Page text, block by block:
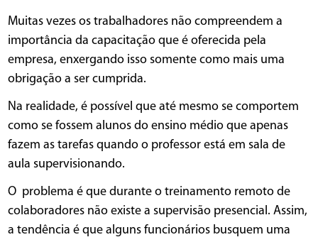
Muitas vezes os trabalhadores não compreendem a
importância da capacitação que é oferecida pela
empresa, enxergando isso somente como mais uma
obrigação a ser cumprida.
Na realidade, é possível que até mesmo se comportem
como se fossem alunos do ensino médio que apenas
fazem as tarefas quando o professor está em sala de
aula supervisionando.
O problema é que durante o treinamento remoto de
colaboradores não existe a supervisão presencial. Assim,
a tendência é que alguns funcionários busquem uma